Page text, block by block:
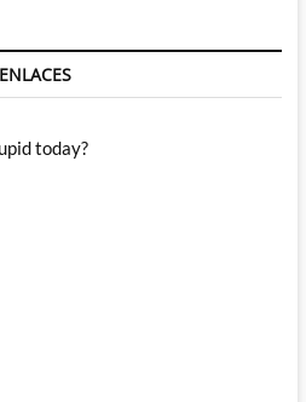
ENLACES
today?